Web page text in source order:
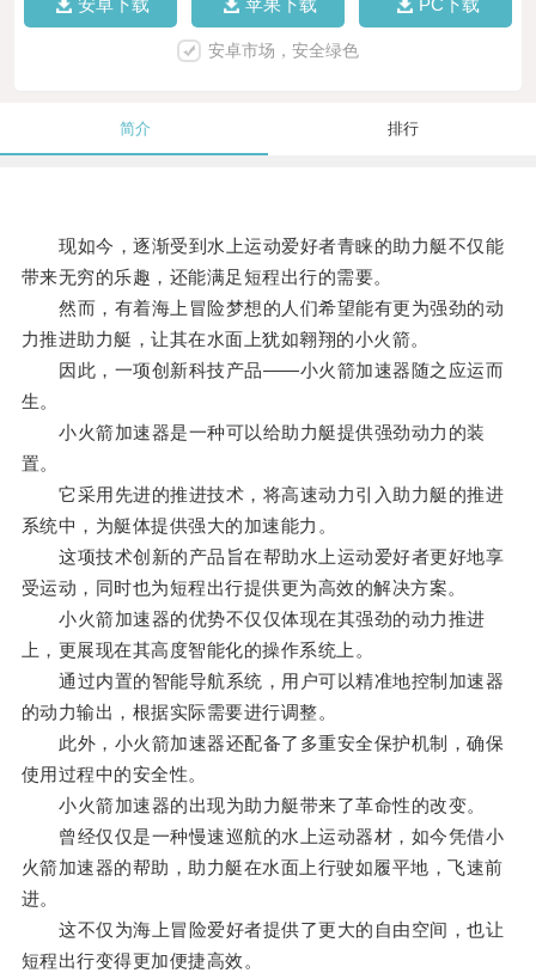
安卓下载 苹果下载 PC下载
安卓市场，安全绿色
简介 排行
现如今，逐渐受到水上运动爱好者青睐的助力艇不仅能
带来无穷的乐趣，还能满足短程出行的需要。
然而，有着海上冒险梦想的人们希望能有更为强劲的动
力推进助力艇，让其在水面上犹如翱翔的小火箭。
因此，一项创新科技产品——小火箭加速器随之应运而
生。
小火箭加速器是一种可以给助力艇提供强劲动力的装
置。
它采用先进的推进技术，将高速动力引入助力艇的推进
系统中，为艇体提供强大的加速能力。
这项技术创新的产品旨在帮助水上运动爱好者更好地享
受运动，同时也为短程出行提供更为高效的解决方案。
小火箭加速器的优势不仅仅体现在其强劲的动力推进
上，更展现在其高度智能化的操作系统上。
通过内置的智能导航系统，用户可以精准地控制加速器
的动力输出，根据实际需要进行调整。
此外，小火箭加速器还配备了多重安全保护机制，确保
使用过程中的安全性。
小火箭加速器的出现为助力艇带来了革命性的改变。
曾经仅仅是一种慢速巡航的水上运动器材，如今凭借小
火箭加速器的帮助，助力艇在水面上行驶如履平地，飞速前
进。
这不仅为海上冒险爱好者提供了更大的自由空间，也让
短程出行变得更加便捷高效。